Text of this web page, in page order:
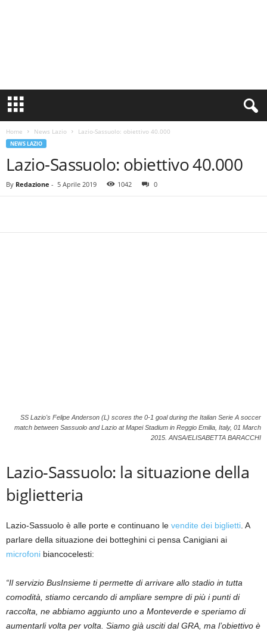
n
0
t
Home News Lazio Lazio-Sassuolo: obiettivo 40.000
NEWS LAZIO
Lazio-Sassuolo: obiettivo 40.000
By Redazione - 5 Aprile 2019 1042 0
SS Lazio's Felipe Anderson (L) scores the 0-1 goal during the Italian Serie A soccer
match between Sassuolo and Lazio at Mapei Stadium in Reggio Emilia, Italy, 01 March
2015. ANSA/ELISABETTA BARACCHI
Lazio-Sassuolo: la situazione della
biglietteria
Lazio-Sassuolo è alle porte e continuano le vendite dei biglietti . A
parlare della situazione dei botteghini ci pensa Canigiani ai
microfoni biancocelesti:
“Il servizio BusInsieme ti permette di arrivare allo stadio in tutta
comodità, stiamo cercando di ampliare sempre di più i punti di
raccolta, ne abbiamo aggiunto uno a Monteverde e speriamo di
aumentarli volta per volta. Siamo già usciti dal GRA, ma l’obiettivo è